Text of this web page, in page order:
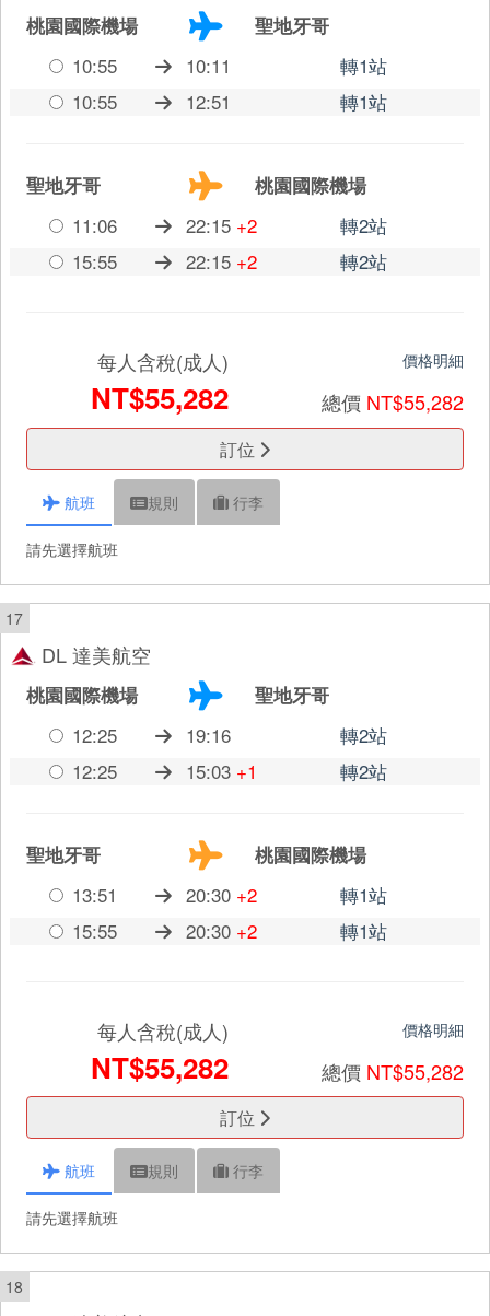
桃園國際機場
聖地牙哥
10:55
10:11
轉1站
10:55
12:51 轉1站
聖地牙哥
桃園國際機場
11:06
22:15 +2
轉2站
15:55
22:15 +2 轉2站
每人含稅(成人)
NT$55,282
價格明細
總價 NT$55,282
訂位
航班 規則 行李
請先選擇航班
17
DL 達美航空
桃園國際機場
聖地牙哥
12:25
19:16
轉2站
12:25
15:03 +1 轉2站
聖地牙哥
桃園國際機場
13:51
20:30 +2
轉1站
15:55
20:30 +2 轉1站
每人含稅(成人)
NT$55,282
價格明細
總價 NT$55,282
訂位
航班 規則 行李
請先選擇航班
18